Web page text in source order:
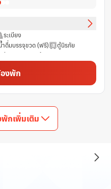
ระเบียง
ำดื่มบรรจุขวด (ฟรี)
ตู้นิรภัย
ฝักบัว
รองเท้าแตะ
บุหรี่
งพัก
กเพิ่มเติม